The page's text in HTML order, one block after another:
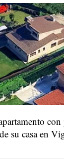
con
su casa en